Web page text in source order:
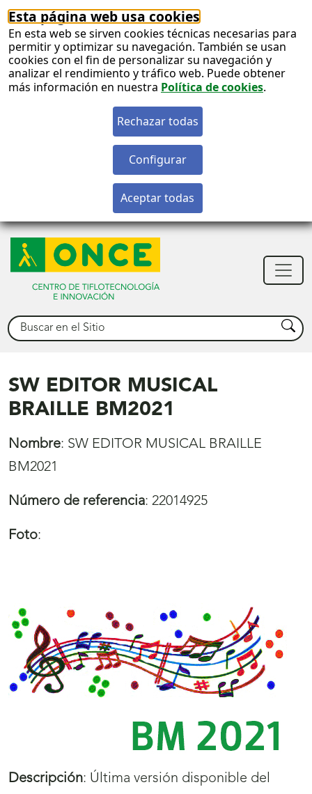
Esta página web usa cookies
En esta web se sirven cookies técnicas necesarias para
permitir y optimizar su navegación. También se usan
cookies con el fin de personalizar su navegación y
analizar el rendimiento y tráfico web. Puede obtener
más información en nuestra Política de cookies.
Buscar Buscar
SW EDITOR MUSICAL
BRAILLE BM2021
Nombre: SW EDITOR MUSICAL BRAILLE
BM2021
Número de referencia: 22014925
Foto:
Descripción: Última versión disponible del